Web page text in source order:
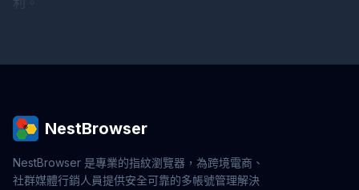
NestBrowser
NestBrowser 是專業的指紋瀏覽器，為跨境電商、
社群媒體行銷人員提供安全可靠的多帳號管理解決